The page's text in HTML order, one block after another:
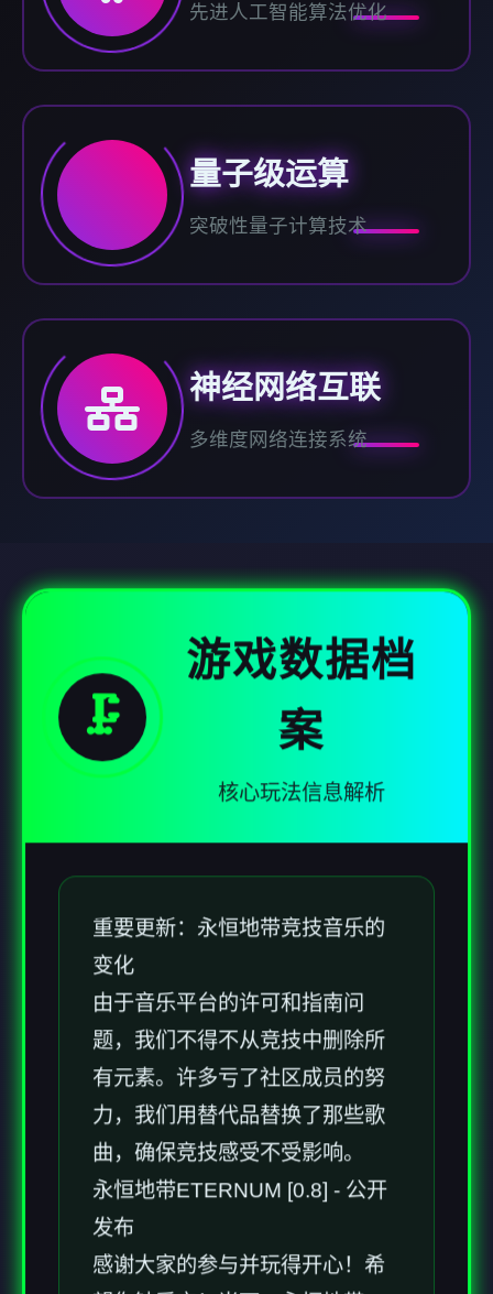
先进人工智能算法优化
量子级运算
突破性量子计算技术
神经网络互联
多维度网络连接系统
🗜️
游戏数据档
案
核心玩法信息解析
重要更新：永恒地带竞技音乐的
变化
由于音乐平台的许可和指南问
题，我们不得不从竞技中删除所
有元素。许多亏了社区成员的努
力，我们用替代品替换了那些歌
曲，确保竞技感受不受影响。
永恒地带ETERNUM [0.8] - 公开
发布
感谢大家的参与并玩得开心！希